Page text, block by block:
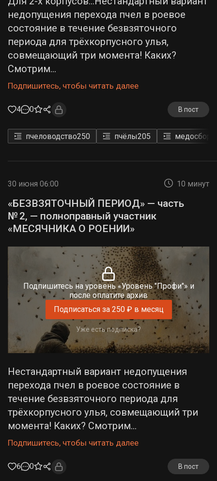
недопущения перехода пчел в роевое
состояние в течение безвзяточного
периода для трёхкорпусного улья,
совмещающий три момента! Каких?
Смотрим...
Подпишитесь, чтобы читать далее
4 0 В пост
пчеловодство250 пчёлы205 медосбор
30 июня 06:00 10 минут
«БЕЗВЗЯТОЧНЫЙ ПЕРИОД» — часть
№ 2, — полноправный участник
«МЕСЯЧНИКА О РОЕНИИ»
Подпишитесь на уровень «Уровень "Профи"» и
после оплатите архив
Подписаться за 250 ₽ в месяц
Уже есть подписка?
Нестандартный вариант недопущения
перехода пчел в роевое состояние в
течение безвзяточного периода для
трёхкорпусного улья, совмещающий три
момента! Каких? Смотрим...
Подпишитесь, чтобы читать далее
6 0 В пост